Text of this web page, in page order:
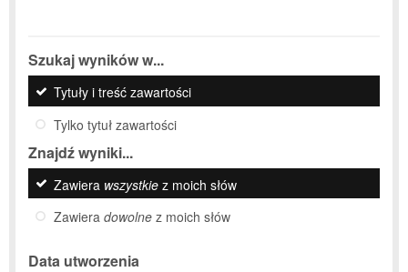
Szukaj wyników w...
Tytuły i treść zawartości
Tylko tytuł zawartości
Znajdź wyniki...
Zawiera wszystkie z moich słów
Zawiera dowolne z moich słów
Data utworzenia